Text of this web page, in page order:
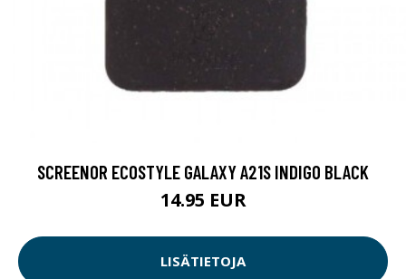
SCREENOR ECOSTYLE GALAXY A21S INDIGO BLACK
14.95 EUR
LISÄTIETOJA